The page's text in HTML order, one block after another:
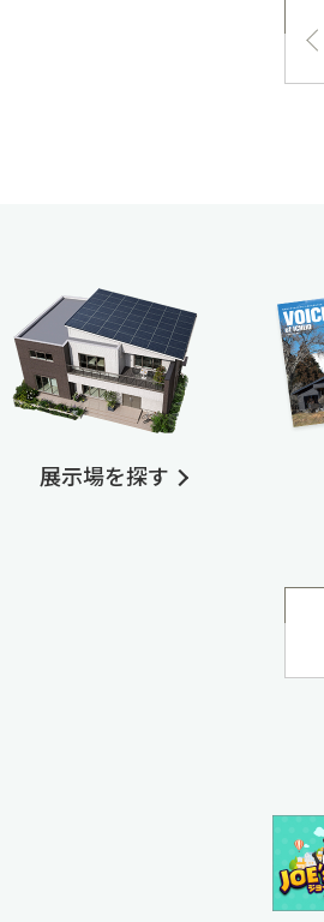
展示場を探す